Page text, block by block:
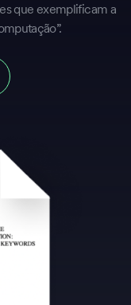
que exemplificam a